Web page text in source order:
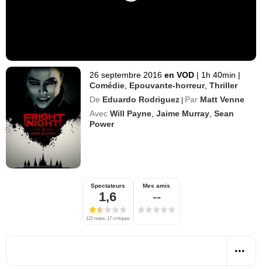
26 septembre 2016 en VOD | 1h 40min |
Comédie Epouvante-horreur,Thriller
De Eduardo Rodriguez | Par Matt Venne
Avec Will Payne ,Jaime Murray ,Sean
Power
Spectateurs
1,6
122 notes, 17 critiques
Mes amis
--